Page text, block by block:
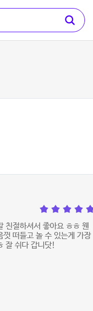
친절하셔서 좋아요 ㅎㅎ 웬
떠들고 놀 수 있는게 가장
잘 쉬다 갑니닷!